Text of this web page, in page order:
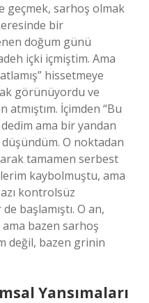
geçmek, sarhoş olmak
bir
doğum günü
içki içmiştim. Ama
hissetmeye
görünüyordu ve
İçimden “Bu
ama bir yandan
düşündüm. O noktadan
tamamen serbest
kaybolmuştu, ama
kontrolsüz
başlamıştı. O an,
bazen sarhoş
değil, bazen grinin
Yansımaları